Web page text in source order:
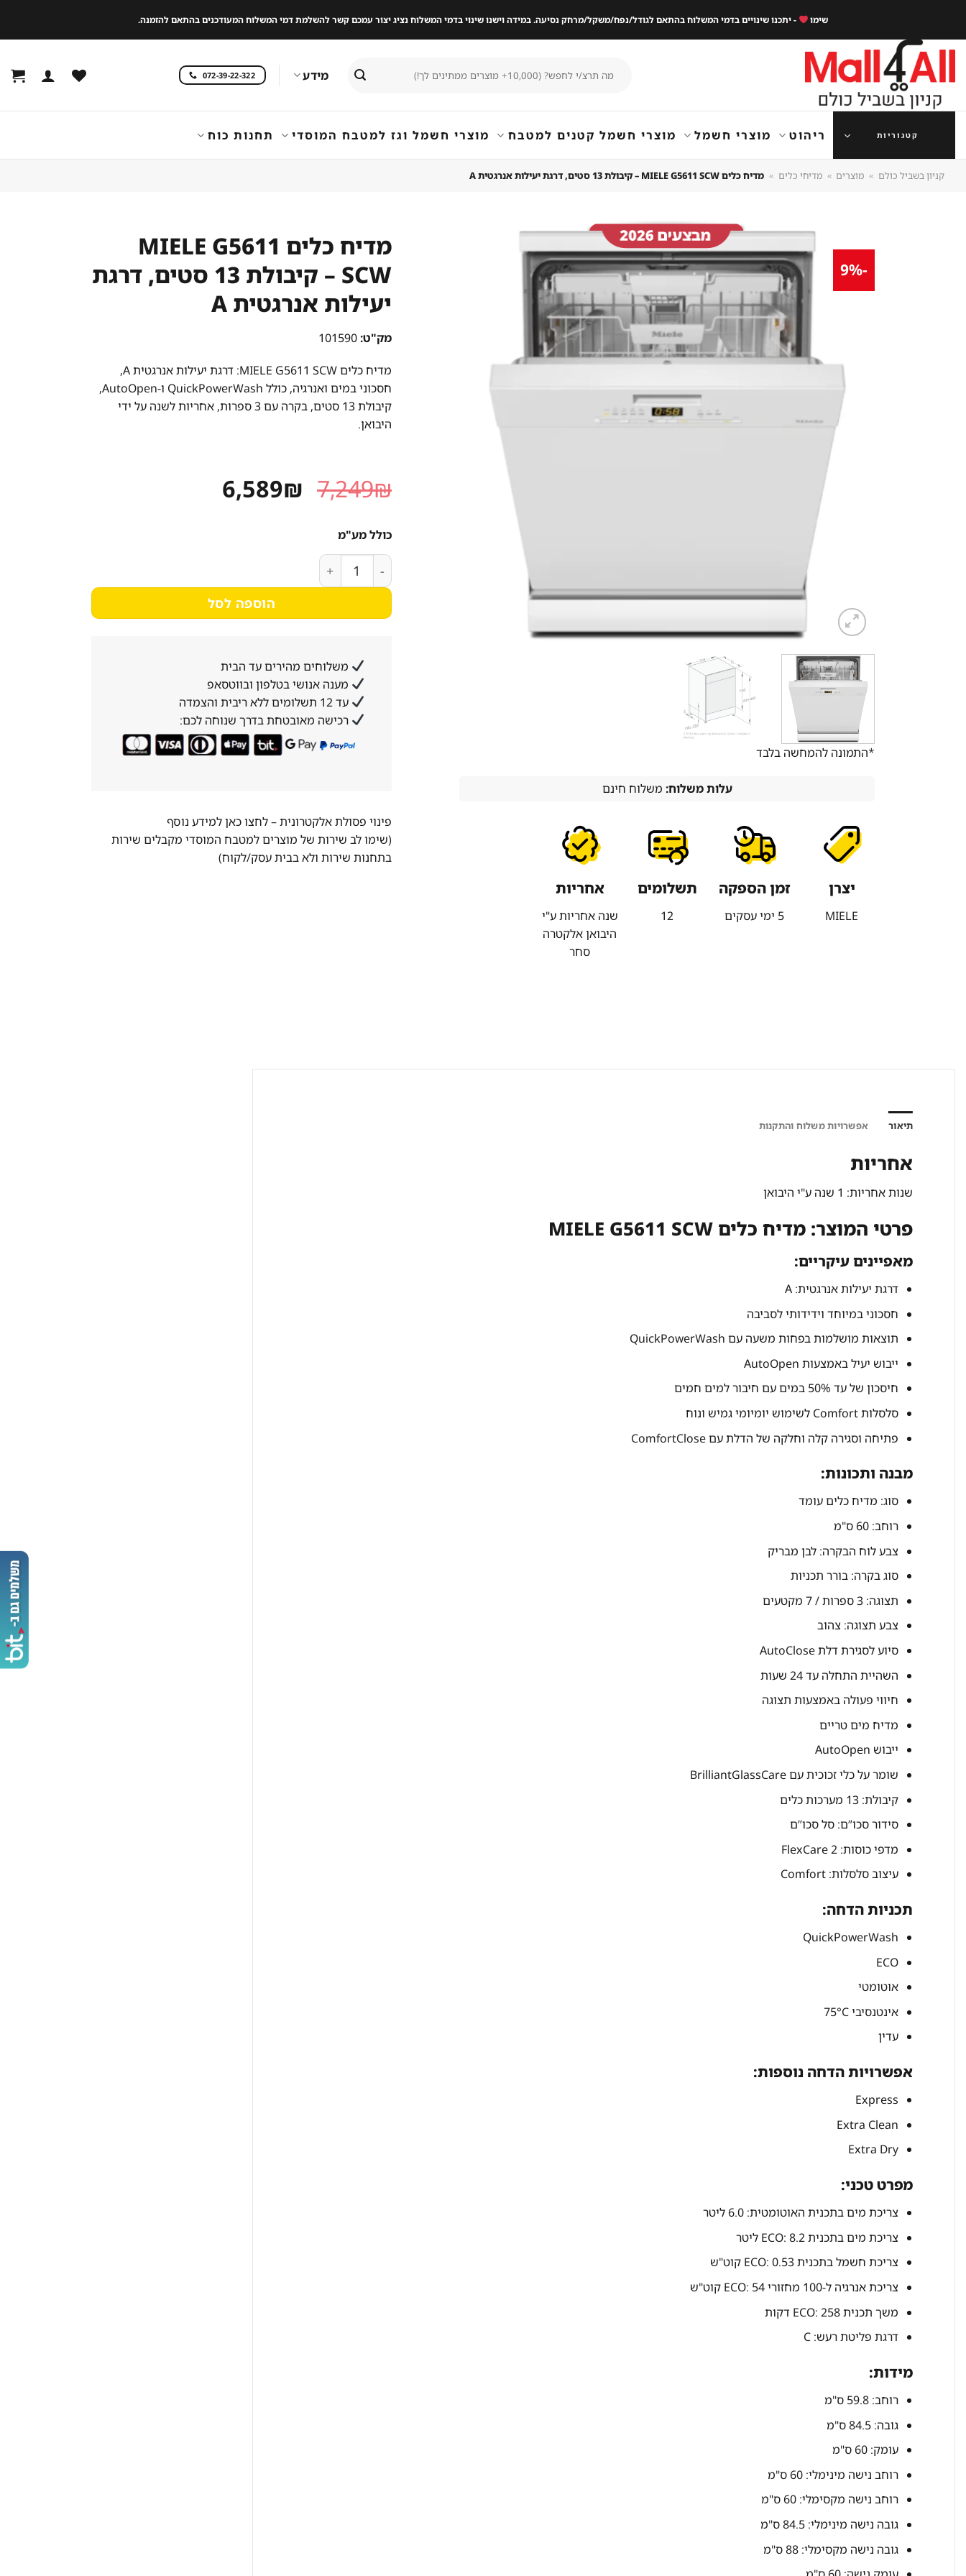
content
שימו - יתכנו שינויים בדמי המשלוח בהתאם לגודל/נפח/משקל/מרחק נסיעה. במידה וישנו שינוי בדמי המשלוח נציג יצור עמכם קשר להשלמת דמי המשלוח המעודכנים בהתאם להזמנה.
עבור:
מידע 072-39-22-322
קטגוריות ריהוט מוצרי חשמל מוצרי חשמל קטנים למטבח מוצרי חשמל וגז למטבח המוסדי תחנות כוח
קניון בשביל כולם » מוצרים » מדיחי כלים » מדיח כלים MIELE G5611 SCW – קיבולת 13 סטים, דרגת יעילות אנרגטית A
-9%
*התמונה להמחשה בלבד
עלות משלוח: משלוח חינם
יצרן
MIELE
זמן הספקה
5 ימי עסקים
תשלומים
12
אחריות
שנה אחריות ע"י
היבואן אלקטרה
סחר
מדיח כלים MIELE G5611
SCW – קיבולת 13 סטים, דרגת
יעילות אנרגטית A
מק"ט:
מדיח כלים MIELE G5611 SCW: דרגת יעילות אנרגטית A,
חסכוני במים ואנרגיה, כולל QuickPowerWash ו-AutoOpen,
קיבולת 13 סטים, בקרה עם 3 ספרות, אחריות לשנה על ידי
היבואן.
7,249₪ המחיר
המקורי
6,589₪ המחיר
כולל מע"מ
כמות של מדיח כלים MIELE G5611 SCW - קיבולת 13 סטים, דרגת יעילות אנרגטית A
הוספה לסל
משלוחים מהירים עד הבית
מענה אנושי בטלפון ובווטסאפ
עד 12 תשלומים ללא ריבית והצמדה
רכישה מאובטחת בדרך שנוחה לכם:
פינוי פסולת אלקטרונית –לחצו כאן למידע נוסף
(שימו לב שירות של מוצרים למטבח המוסדי מקבלים שירות
בתחנות שירות ולא בבית עסק/לקוח)
תיאור אפשרויות משלוח והתקנות
אחריות
שנות אחריות: 1 שנה ע"י היבואן
פרטי המוצר: מדיח כלים MIELE G5611 SCW
מאפיינים עיקריים:
דרגת יעילות אנרגטית: A
חסכוני במיוחד וידידותי לסביבה
תוצאות מושלמות בפחות משעה עם QuickPowerWash
ייבוש יעיל באמצעות AutoOpen
חיסכון של עד 50% במים עם חיבור למים חמים
סלסלות Comfort לשימוש יומיומי גמיש ונוח
פתיחה וסגירה קלה וחלקה של הדלת עם ComfortClose
מבנה ותכונות:
סוג: מדיח כלים עומד
רוחב: 60 ס"מ
צבע לוח הבקרה: לבן מבריק
סוג בקרה: בורר תכניות
תצוגה: 3 ספרות / 7 מקטעים
צבע תצוגה: צהוב
סיוע לסגירת דלת AutoClose
השהיית התחלה עד 24 שעות
חיווי פעולה באמצעות תצוגה
מדיח מים טריים
ייבוש AutoOpen
שומר על כלי זכוכית עם BrilliantGlassCare
קיבולת: 13 מערכות כלים
סידור סכו”ם: סל סכו”ם
מדפי כוסות: FlexCare 2
עיצוב סלסלות: Comfort
תכניות הדחה:
QuickPowerWash
ECO
אוטומטי
אינטנסיבי 75°C
עדין
אפשרויות הדחה נוספות:
Express
Extra Clean
Extra Dry
מפרט טכני:
צריכת מים בתכנית האוטומטית: 6.0 ליטר
צריכת מים בתכנית ECO: 8.2 ליטר
צריכת חשמל בתכנית ECO: 0.53 קוט"ש
צריכת אנרגיה ל‑100 מחזורי ECO: 54 קוט"ש
משך תכנית ECO: 258 דקות
דרגת פליטת רעש: C
מידות:
רוחב: 59.8 ס"מ
גובה: 84.5 ס"מ
עומק: 60 ס"מ
רוחב נישה מינימלי: 60 ס"מ
רוחב נישה מקסימלי: 60 ס"מ
גובה נישה מינימלי: 84.5 ס"מ
גובה נישה מקסימלי: 88 ס"מ